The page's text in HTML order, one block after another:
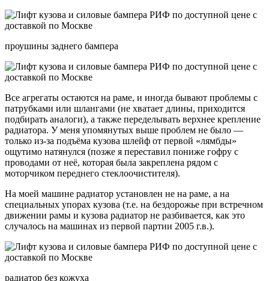
проушины заднего бампера
Все агрегаты остаются на раме, и иногда бывают проблемы с
патрубками или шлангами (не хватает длины, приходится
подбирать аналоги), а также переделывать верхнее крепление
радиатора. У меня упомянутых выше проблем не было —
только из-за подъёма кузова шлейф от первой «лямбды»
ощутимо натянулся (позже я переставил пониже гофру с
проводами от неё, которая была закреплена рядом с
моторчиком переднего стеклоочистителя).
На моей машине радиатор установлен не на раме, а на
специальных упорах кузова (т.е. на бездорожье при встречном
движении рамы и кузова радиатор не разбивается, как это
случалось на машинах из первой партии 2005 г.в.).
радиатор без кожуха